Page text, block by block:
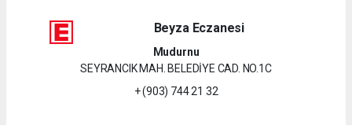
Beyza Eczanesi
Mudurnu
SEYRANCIK MAH. BELEDİYE CAD. NO.1C
+ (903) 744 21 32